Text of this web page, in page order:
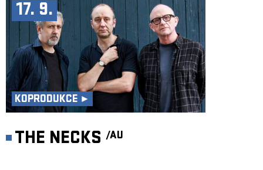
17. 9.
KOPRODUKCE ►
THE NECKS /AU